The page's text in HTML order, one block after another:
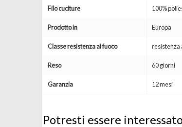
Filo cuciture 100%
Prodotto in Europa
Classe resistenza al fuoco resistenza
Reso 60 giorni
Garanzia 12 mesi
Potresti essere